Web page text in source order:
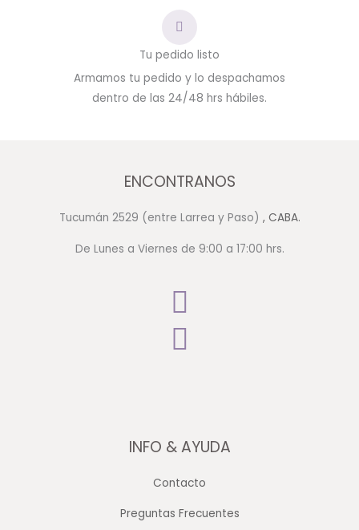
Tu pedido listo
Armamos tu pedido y lo despachamos
dentro de las 24/48 hrs hábiles.
ENCONTRANOS
Tucumán 2529 (entre Larrea y Paso) , CABA.
De Lunes a Viernes de 9:00 a 17:00 hrs.
INFO & AYUDA
Contacto
Preguntas Frecuentes